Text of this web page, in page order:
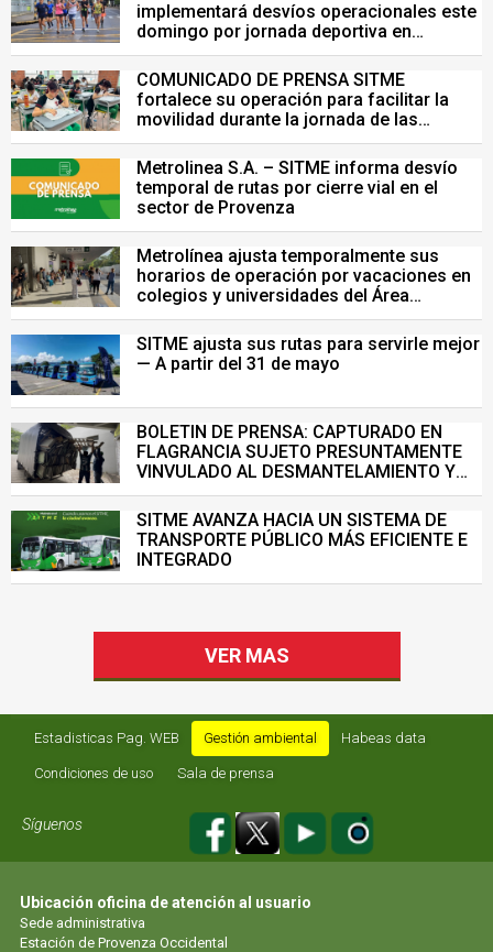
implementará desvíos operacionales este
domingo por jornada deportiva en
Bucaramanga
COMUNICADO DE PRENSA SITME
fortalece su operación para facilitar la
movilidad durante la jornada de las
Pruebas Saber del 26 de julio
Metrolinea S.A. – SITME informa desvío
temporal de rutas por cierre vial en el
sector de Provenza
Metrolínea ajusta temporalmente sus
horarios de operación por vacaciones en
colegios y universidades del Área
Metropolitana de Bucaramanga.
SITME ajusta sus rutas para servirle mejor
— A partir del 31 de mayo
BOLETIN DE PRENSA: CAPTURADO EN
FLAGRANCIA SUJETO PRESUNTAMENTE
VINVULADO AL DESMANTELAMIENTO Y
VENTA ILEGAL DE INFRAESTRUCTURA DEL
SISTEMA DE TRANSPORTE MASIVO
SITME AVANZA HACIA UN SISTEMA DE
TRANSPORTE PÚBLICO MÁS EFICIENTE E
INTEGRADO
VER MAS
Estadisticas Pag. WEB Gestión ambiental Habeas data
Condiciones de uso Sala de prensa
Síguenos
Ubicación oficina de atención al usuario
Sede administrativa
Estación de Provenza Occidental